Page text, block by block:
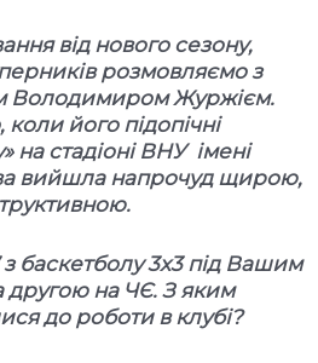
від нового сезону,
розмовляємо з
Володимиром Журжієм.
його підопічні
на стадіоні ВНУ імені
вийшла напрочуд щирою,
з баскетболу 3х3 під Вашим
другою на ЧЄ. З яким
до роботи в клубі?